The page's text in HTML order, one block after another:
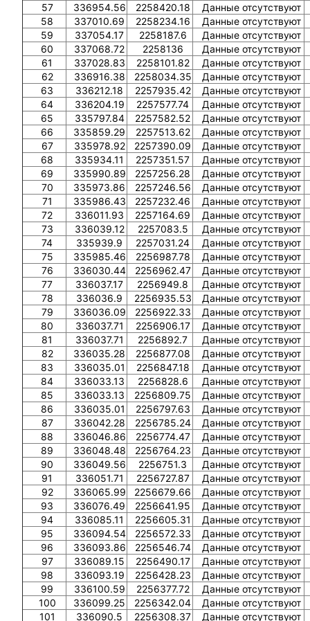
57
336954.56 2258420.18
Данные отсутствуют
58
337010.69 2258234.16
Данные отсутствуют
59
337054.17 2258187.6
Данные отсутствуют
60
337068.72 2258136
Данные отсутствуют
61
337028.83 2258101.82
Данные отсутствуют
62
336916.38 2258034.35
Данные отсутствуют
63
336212.18 2257935.42
Данные отсутствуют
64
336204.19 2257577.74
Данные отсутствуют
65
335797.84 2257582.52
Данные отсутствуют
66
335859.29 2257513.62
Данные отсутствуют
67
335978.92 2257390.09
Данные отсутствуют
68
335934.11 2257351.57
Данные отсутствуют
69
335990.89 2257256.28
Данные отсутствуют
70
335973.86 2257246.56
Данные отсутствуют
71
335986.43 2257232.46
Данные отсутствуют
72
336011.93 2257164.69
Данные отсутствуют
73
336039.12 2257083.5
Данные отсутствуют
74
335939.9 2257031.24
Данные отсутствуют
75
335985.46 2256987.78
Данные отсутствуют
76
336030.44 2256962.47
Данные отсутствуют
77
336037.17 2256949.8
Данные отсутствуют
78
336036.9 2256935.53
Данные отсутствуют
79
336036.09 2256922.33
Данные отсутствуют
80
336037.71 2256906.17
Данные отсутствуют
81
336037.71 2256892.7
Данные отсутствуют
82
336035.28 2256877.08
Данные отсутствуют
83
336035.01 2256847.18
Данные отсутствуют
84
336033.13 2256828.6
Данные отсутствуют
85
336033.13 2256809.75
Данные отсутствуют
86
336035.01 2256797.63
Данные отсутствуют
87
336042.28 2256785.24
Данные отсутствуют
88
336046.86 2256774.47
Данные отсутствуют
89
336048.48 2256764.23
Данные отсутствуют
90
336049.56 2256751.3
Данные отсутствуют
91
336051.71 2256727.87
Данные отсутствуют
92
336065.99 2256679.66
Данные отсутствуют
93
336076.49 2256641.95
Данные отсутствуют
94
336085.11 2256605.31
Данные отсутствуют
95
336094.54 2256572.33
Данные отсутствуют
96
336093.86 2256546.74
Данные отсутствуют
97
336089.15 2256490.17
Данные отсутствуют
98
336093.19 2256428.23
Данные отсутствуют
99
336100.59 2256377.72
Данные отсутствуют
100
336099.25 2256342.04
Данные отсутствуют
101
336090.5 2256308.37 Данные отсутствуют